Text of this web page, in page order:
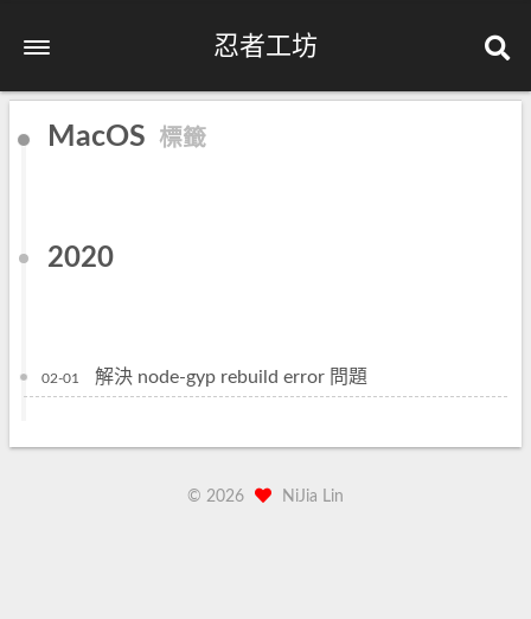
忍者工坊
MacOS 標籤
2020
02-01 解決 node-gyp rebuild error 問題
© 2026 NiJia Lin